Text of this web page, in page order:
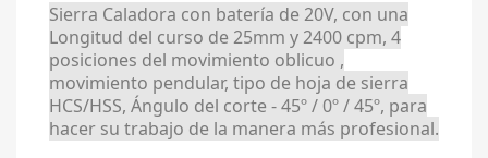
Sierra Caladora con batería de 20V, con una
Longitud del curso de 25mm y 2400 cpm, 4
posiciones del movimiento oblicuo ,
movimiento pendular, tipo de hoja de sierra
HCS/HSS, Ángulo del corte - 45º / 0º / 45º, para
hacer su trabajo de la manera más profesional.